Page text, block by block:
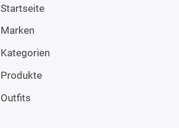
Startseite
Marken
Kategorien
Produkte
Outfits